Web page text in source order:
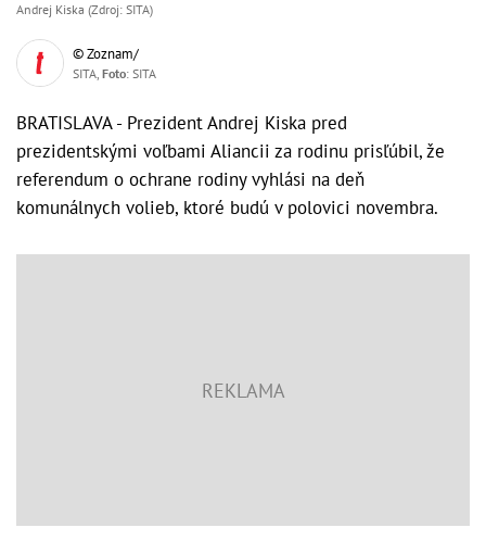
Andrej Kiska (Zdroj: SITA)
© Zoznam/
SITA, Foto: SITA
BRATISLAVA - Prezident Andrej Kiska pred
prezidentskými voľbami Aliancii za rodinu prisľúbil, že
referendum o ochrane rodiny vyhlási na deň
komunálnych volieb, ktoré budú v polovici novembra.